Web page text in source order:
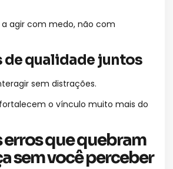
agir com medo, não com
de qualidade juntos
sem distrações.
o vínculo muito mais do
que quebram
sem você perceber